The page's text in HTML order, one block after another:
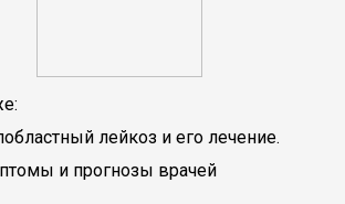
лейкоз и его лечение.
и прогнозы врачей